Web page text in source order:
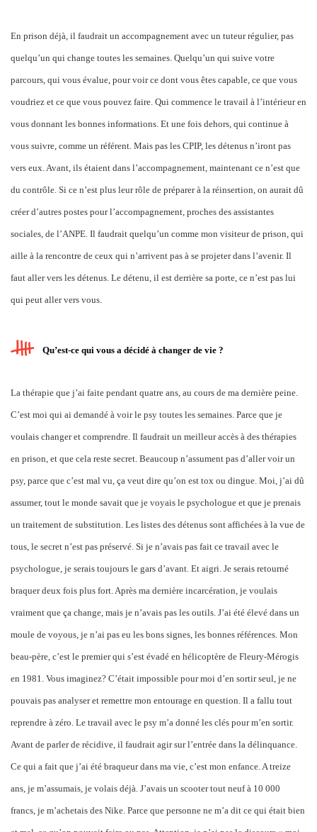
En prison déjà, il faudrait un accompagnement avec un tuteur régulier, pas
quelqu’un qui change toutes les semaines. Quelqu’un qui suive votre
parcours, qui vous évalue, pour voir ce dont vous êtes capable, ce que vous
voudriez et ce que vous pouvez faire. Qui commence le travail à l’intérieur en
vous donnant les bonnes informations. Et une fois dehors, qui continue à
vous suivre, comme un référent. Mais pas les CPIP, les détenus n’iront pas
vers eux. Avant, ils étaient dans l’accompagnement, maintenant ce n’est que
du contrôle. Si ce n’est plus leur rôle de préparer à la réinsertion, on aurait dû
créer d’autres postes pour l’accompagnement, proches des assistantes
sociales, de l’ANPE. Il faudrait quelqu’un comme mon visiteur de prison, qui
aille à la rencontre de ceux qui n’arrivent pas à se projeter dans l’avenir. Il
faut aller vers les détenus. Le détenu, il est derrière sa porte, ce n’est pas lui
qui peut aller vers vous.
Qu’est-ce qui vous a décidé à changer de vie ?
La thérapie que j’ai faite pendant quatre ans, au cours de ma dernière peine.
C’est moi qui ai demandé à voir le psy toutes les semaines. Parce que je
voulais changer et comprendre. Il faudrait un meilleur accès à des thérapies
en prison, et que cela reste secret. Beaucoup n’assument pas d’aller voir un
psy, parce que c’est mal vu, ça veut dire qu’on est tox ou dingue. Moi, j’ai dû
assumer, tout le monde savait que je voyais le psychologue et que je prenais
un traitement de substitution. Les listes des détenus sont affichées à la vue de
tous, le secret n’est pas préservé. Si je n’avais pas fait ce travail avec le
psychologue, je serais toujours le gars d’avant. Et aigri. Je serais retourné
braquer deux fois plus fort. Après ma dernière incarcération, je voulais
vraiment que ça change, mais je n’avais pas les outils. J’ai été élevé dans un
moule de voyous, je n’ai pas eu les bons signes, les bonnes références. Mon
beau-père, c’est le premier qui s’est évadé en hélicoptère de Fleury-Mérogis
en 1981. Vous imaginez? C’était impossible pour moi d’en sortir seul, je ne
pouvais pas analyser et remettre mon entourage en question. Il a fallu tout
reprendre à zéro. Le travail avec le psy m’a donné les clés pour m’en sortir.
Avant de parler de récidive, il faudrait agir sur l’entrée dans la délinquance.
Ce qui a fait que j’ai été braqueur dans ma vie, c’est mon enfance. A treize
ans, je m’assumais, je volais déjà. J’avais un scooter tout neuf à 10 000
francs, je m’achetais des Nike. Parce que personne ne m’a dit ce qui était bien